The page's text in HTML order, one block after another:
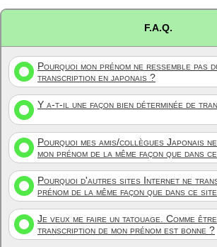
F.A.Q.
Pourquoi mon prénom ne ressemble pas
transcription en japonais ?
Y a-t-il une façon bien déterminée de
Pourquoi mes amis/collègues Japonais
mon prénom de la même façon que dans
Pourquoi d'autres sites Internet ne
prénom de la même façon que dans ce
Je veux me faire un tatouage. Comme
transcription de mon prénom est bonne ?